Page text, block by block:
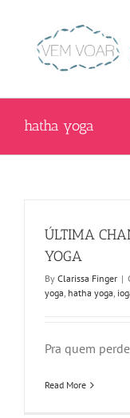
content
hatha yoga
ÚLTIMA
YOGA
By Clarissa Finger |
yoga, hatha yoga,
Pra quem
Read More